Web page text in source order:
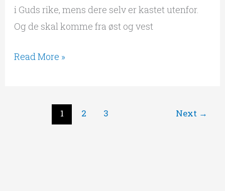
i Guds rike, mens dere selv er kastet utenfor.
Og de skal komme fra øst og vest
Read More »
1 2 3 Next →